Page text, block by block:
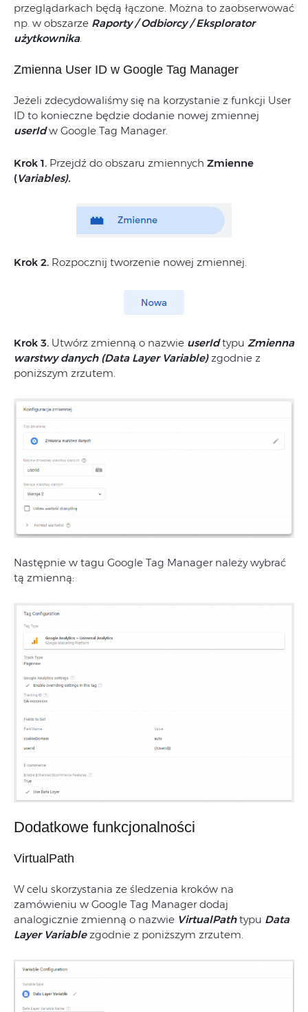
przeglądarkach będą łączone. Można to zaobserwować
np. w obszarze Raporty / Odbiorcy / Eksplorator
użytkownika.
Zmienna User ID w Google Tag Manager
Jeżeli zdecydowaliśmy się na korzystanie z funkcji User
ID to konieczne będzie dodanie nowej zmiennej
userIdw Google Tag Manager.
Krok 1. Przejdź do obszaru zmiennych Zmienne
(Variables).
Krok 2. Rozpocznij tworzenie nowej zmiennej.
Krok 3. Utwórz zmienną o nazwie userIdtypu Zmienna
warstwy danych (Data Layer Variable) zgodnie z
poniższym zrzutem.
Następnie w tagu Google Tag Manager należy wybrać
tą zmienną:
Dodatkowe funkcjonalności
VirtualPath
W celu skorzystania ze śledzenia kroków na
zamówieniu w Google Tag Manager dodaj
analogicznie zmienną o nazwie VirtualPathtypu Data
Layer Variablezgodnie z poniższym zrzutem.